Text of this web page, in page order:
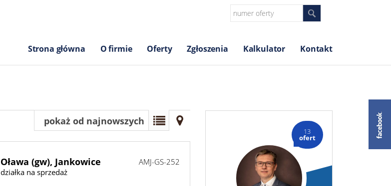
Strona główna O firmie Oferty Zgłoszenia Kalkulator Kontakt
pokaż od najnowszych
Oława (gw), Jankowice
działka na sprzedaż
AMJ-GS-252
13
ofert